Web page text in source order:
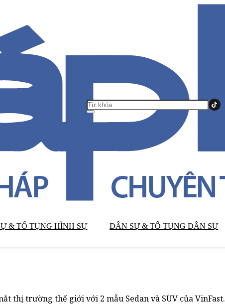
& TỐ TỤNG HÌNH SỰ DÂN SỰ & TỐ TỤNG DÂN SỰ
thị trường thế giới với 2 mẫu Sedan và SUV của VinFast.